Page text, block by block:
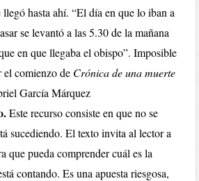
llegó hasta ahí. “El día en que lo iban a
se levantó a las 5.30 de la mañana
en que llegaba el obispo”. Imposible
el comienzo de Crónica de una muerte
García Márquez
Este recurso consiste en que no se
sucediendo. El texto invita al lector a
que pueda comprender cuál es la
contando. Es una apuesta riesgosa,